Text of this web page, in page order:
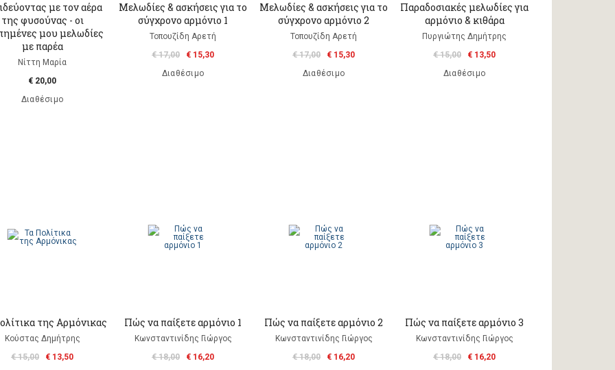
με τον αέρα
της φυσούνας - οι
μου μελωδίες
με παρέα
Νίττη Μαρία
€ 20,00
Διαθέσιμο
Μελωδίες & ασκήσεις για το
σύγχρονο αρμόνιο 1
Τοπουζίδη Αρετή
€ 17,00
€ 15,30
Διαθέσιμο
Μελωδίες & ασκήσεις για το
σύγχρονο αρμόνιο 2
Τοπουζίδη Αρετή
€ 17,00
€ 15,30
Διαθέσιμο
Παραδοσιακές μελωδίες για
αρμόνιο & κιθάρα
Πυργιώτης Δημήτρης
€ 15,00
€ 13,50
Διαθέσιμο
της Αρμόνικας
Κούστας Δημήτρης
€ 15,00
€ 13,50
Πώς να παίξετε αρμόνιο 1
Κωνσταντινίδης Γιώργος
€ 18,00
€ 16,20
Πώς να παίξετε αρμόνιο 2
Κωνσταντινίδης Γιώργος
€ 18,00
€ 16,20
Πώς να παίξετε αρμόνιο 3
Κωνσταντινίδης Γιώργος
€ 18,00
€ 16,20